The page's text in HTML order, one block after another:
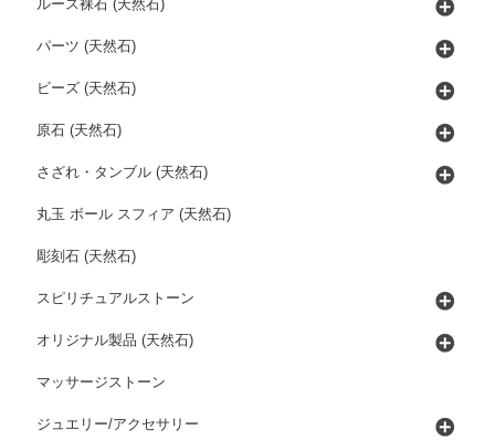
ルース裸石 (天然石)
パーツ (天然石)
ビーズ (天然石)
原石 (天然石)
さざれ・タンブル (天然石)
丸玉 ボール スフィア (天然石)
彫刻石 (天然石)
スピリチュアルストーン
オリジナル製品 (天然石)
マッサージストーン
ジュエリー/アクセサリー